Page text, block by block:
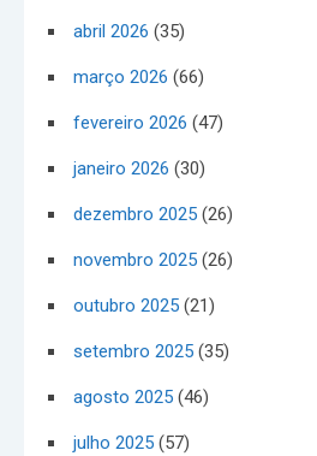
abril 2026 (35)
março 2026 (66)
fevereiro 2026 (47)
janeiro 2026 (30)
dezembro 2025 (26)
novembro 2025 (26)
outubro 2025 (21)
setembro 2025 (35)
agosto 2025 (46)
julho 2025 (57)